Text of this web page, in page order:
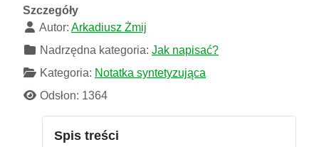
Szczegóły
Autor: Arkadiusz Żmij
Nadrzędna kategoria: Jak napisać?
Kategoria: Notatka syntetyzująca
Odsłon: 1364
Spis treści